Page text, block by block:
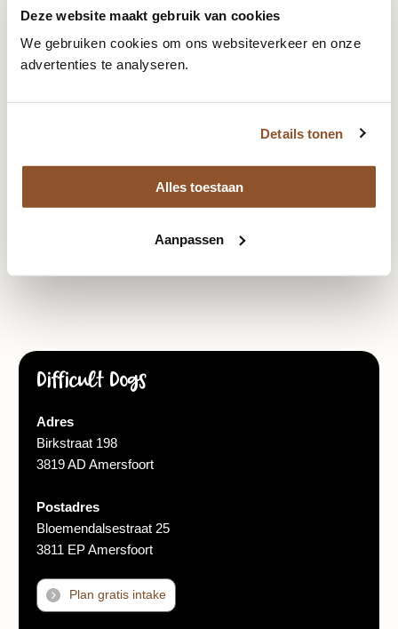
Deze website maakt gebruik van cookies
We gebruiken cookies om ons websiteverkeer en onze
advertenties te analyseren.
Details tonen
Alles toestaan
Aanpassen
Onze hondentrainers hebben jarenlange ervaring in het
Met passie en toewijding werken we samen met jou om
een balans te creëren tussen jou en je hond.
Difficult Dogs
Adres
Birkstraat 198
3819 AD Amersfoort
Postadres
Bloemendalsestraat 25
3811 EP Amersfoort
Plan gratis intake